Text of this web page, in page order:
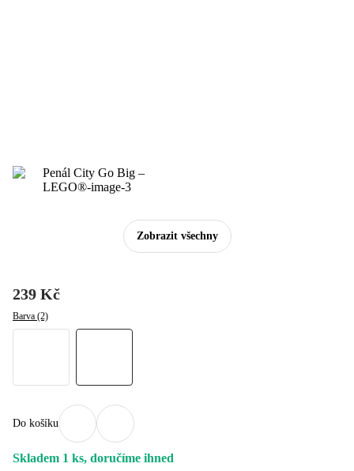
Zobrazit všechny
239 Kč
Barva (2)
Do košíku
Skladem 1 ks, doručíme ihned